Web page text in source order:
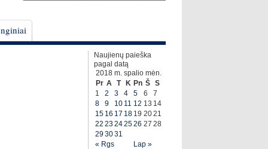
Naujienų paieška
pagal datą
2018 m. spalio mėn.
Pr A T K Pn Š S
« Rgs Lap »
1 2 3 4 5 6
7
8
9 10 11 12 13 14
15 16 17 18 19 2021
22 23242526 27 28
293031